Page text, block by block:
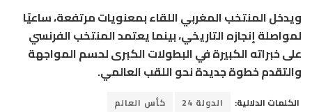
ويدخل المنتخب المغربي اللقاء بمعنويات مرتفعة، ساعيًا
لمواصلة إنجازه التاريخي، بينما يعتمد المنتخب الفرنسي
على خبراته الكبيرة في البطولات الكبرى لحسم المواجهة
والتقدم خطوة جديدة نحو اللقب العالمي.
الكلمات الدلالية: الدولة 24
كأس العالم